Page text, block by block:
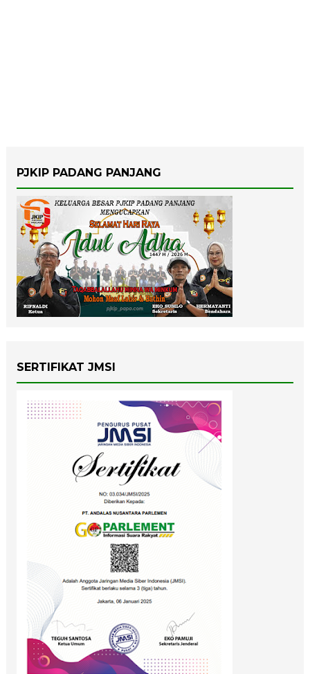
PJKIP PADANG PANJANG
SERTIFIKAT JMSI